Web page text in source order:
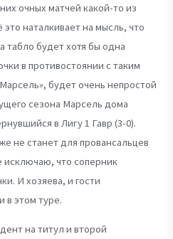
очных матчей какой-то из
наталкивает на мысль, что
табло будет хотя бы одна
в противостоянии с таким
будет очень непростой
сезона Марсель дома
в Лигу 1 Гавр (3-0).
не станет для провансальцев
исключаю, что соперник
И хозяева, и гости
в этом туре.
на титул и второй